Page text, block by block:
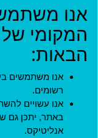
אנו
המקומי
הבאות:
אנו משתמשים
רשומים.
אנו עשויים
באתר, יתכן גם
אנליטיקס.
כניסה
שם משתמש
שם המשתמש שהוגדר בעת
סיסמה*